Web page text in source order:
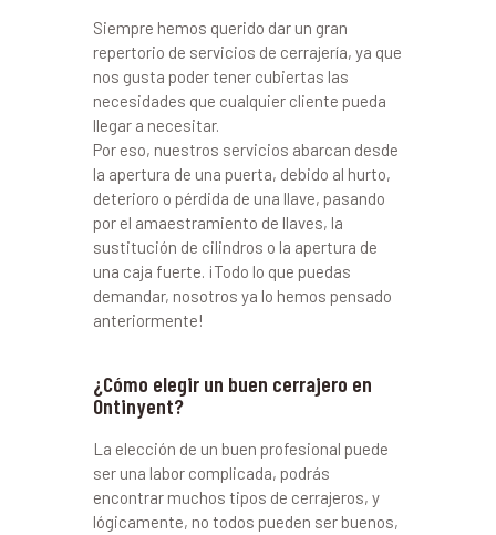
Siempre hemos querido dar un gran
repertorio de servicios de cerrajería, ya que
nos gusta poder tener cubiertas las
necesidades que cualquier cliente pueda
llegar a necesitar.
Por eso, nuestros servicios abarcan desde
la apertura de una puerta, debido al hurto,
deterioro o pérdida de una llave, pasando
por el amaestramiento de llaves, la
sustitución de cilindros o la apertura de
una caja fuerte. ¡Todo lo que puedas
demandar, nosotros ya lo hemos pensado
anteriormente!
¿Cómo elegir un buen cerrajero en
Ontinyent?
La elección de un buen profesional puede
ser una labor complicada, podrás
encontrar muchos tipos de cerrajeros, y
lógicamente, no todos pueden ser buenos,